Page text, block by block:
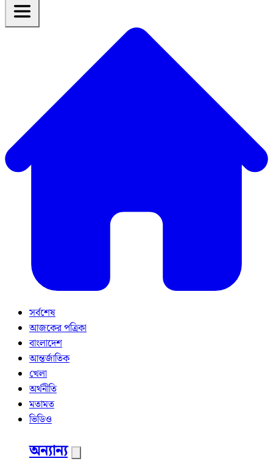
সর্বশেষ
আজকের পত্রিকা
বাংলাদেশ
আন্তর্জাতিক
খেলা
অর্থনীতি
মতামত
ভিডিও
অন্যান্য